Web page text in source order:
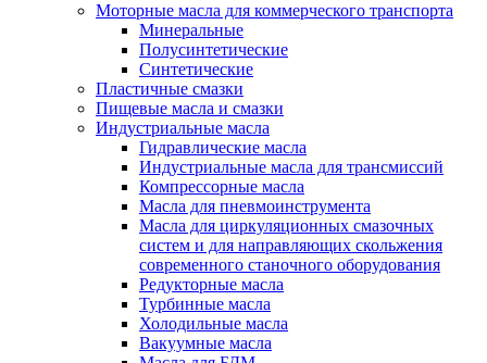
Моторные масла для коммерческого транспорта
Минеральные
Полусинтетические
Синтетические
Пластичные смазки
Пищевые масла и смазки
Индустриальные масла
Гидравлические масла
Индустриальные масла для трансмиссий
Компрессорные масла
Масла для пневмоинструмента
Масла для циркуляционных смазочных
систем и для направляющих скольжения
современного станочного оборудования
Редукторные масла
Турбинные масла
Холодильные масла
Вакуумные масла